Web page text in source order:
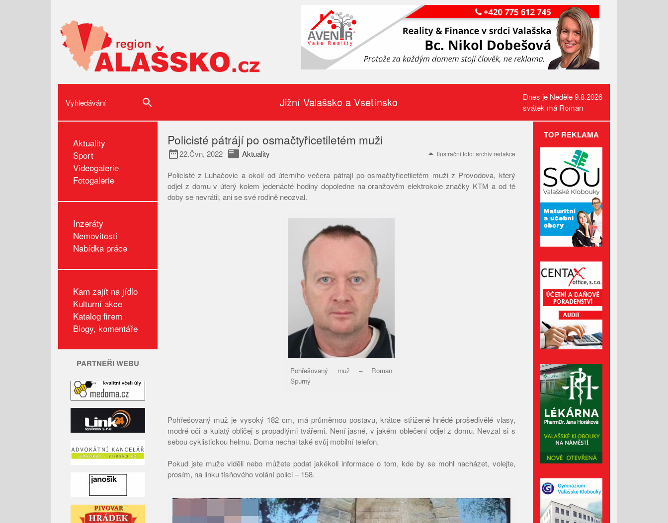
V Beskydech přibylo vlků i rysů.
Medvědi zůstávají na
Slovensku
Požár pole v Lidečku vznikl při
sklizňových pracích. Oheň
zastavili hasiči
Kamerový systém nově dohlíží
na skatepark v Luhačovicích
Přehled kulturních akcí v okolí
Valašska patří mezi nejlepší
dřevostavby Evropy
Červenec 2026
Červen 2026
Květen 2026
Duben 2026
Únor 2026
Leden 2026
Listopad 2025
Říjen 2025
Září 2025
Jižní Valašsko a Vsetínsko
Dnes je Neděle 9.8.2026
svátek má Roman
Aktuality
Sport
Videogalerie
Fotogalerie
Inzeráty
Nemovitosti
Nabídka práce
Kam zajít na jídlo
Kulturní akce
Katalog firem
Blogy, komentáře
PARTNEŘI WEBU
Policisté pátrájí po osmačtyřicetiletém muži
date_range22.Čvn, 2022 featured_play_list Aktuality arrow_drop_up Ilustrační foto: archiv redakce
Policisté z Luhačovic a okolí od úterního večera pátrají po osmačtyřicetiletém muži z Provodova, který
odjel z domu v úterý kolem jedenácté hodiny dopoledne na oranžovém elektrokole značky KTM a od té
doby se nevrátil, ani se své rodině neozval.
Pohřešovaný muž – Roman
Spurný
Pohřešovaný muž je vysoký 182 cm, má průměrnou postavu, krátce střižené hnědé prošedivělé vlasy,
modré oči a kulatý obličej s propadlými tvářemi. Není jasné, v jakém oblečení odjel z domu. Nevzal si s
sebou cyklistickou helmu. Doma nechal také svůj mobilní telefon.
Pokud jste muže viděli nebo můžete podat jakékoli informace o tom, kde by se mohl nacházet, volejte,
prosím, na linku tísňového volání polici – 158.
TOP REKLAMA